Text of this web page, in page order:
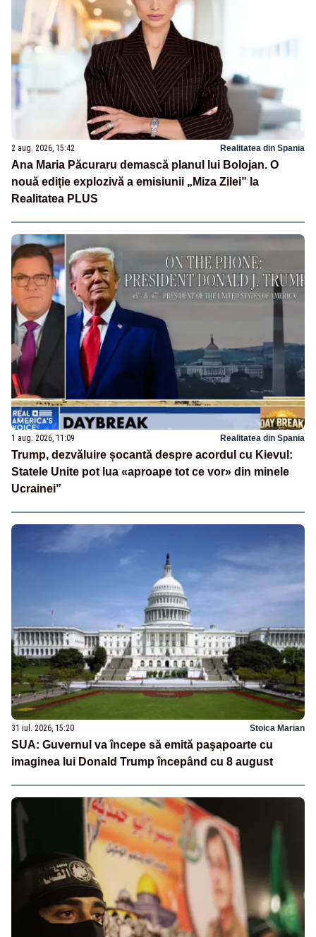
2 aug. 2026, 15:42 Realitatea din Spania
Ana Maria Păcuraru demască planul lui Bolojan. O
nouă ediție explozivă a emisiunii „Miza Zilei” la
Realitatea PLUS
1 aug. 2026, 11:09 Realitatea din Spania
Trump, dezvăluire șocantă despre acordul cu Kievul:
Statele Unite pot lua «aproape tot ce vor» din minele
Ucrainei”
31 iul. 2026, 15:20 Stoica Marian
SUA: Guvernul va începe să emită paşapoarte cu
imaginea lui Donald Trump începând cu 8 august